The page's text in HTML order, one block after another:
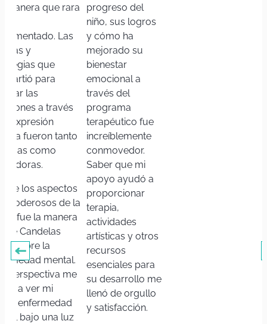
manera que rara
Las
y
que
para
las
a través
expresión
fueron tanto
como
de los aspectos
poderosos de la
fue la manera
Candelas
sobre la
mental.
perspectiva me
a ver mi
enfermedad
bajo una luz
progreso del
niño, sus logros
y cómo ha
mejorado su
bienestar
emocional a
través del
programa
terapéutico fue
increíblemente
conmovedor.
Saber que mi
apoyo ayudó a
proporcionar
terapia,
actividades
artísticas y otros
recursos
esenciales para
su desarrollo me
llenó de orgullo
y satisfacción.